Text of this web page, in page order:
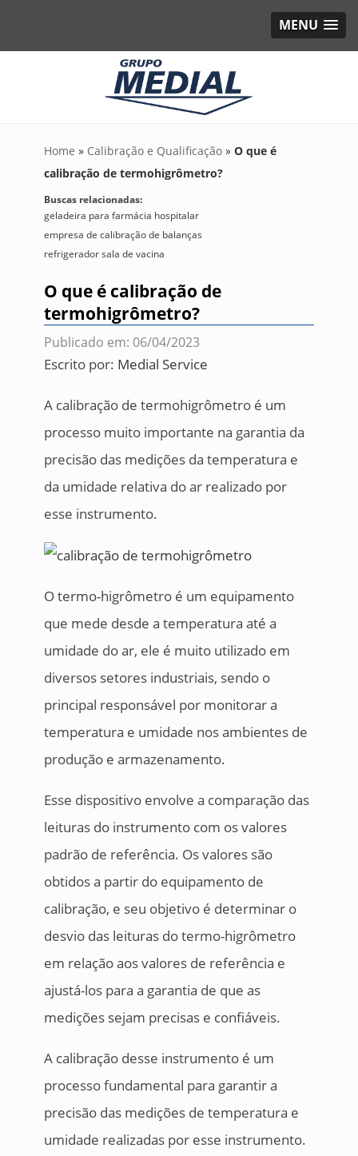
MENU
Home » Calibração e Qualificação » O que é
calibração de termohigrômetro?
Buscas relacionadas:
geladeira para farmácia hospitalar
empresa de calibração de balanças
refrigerador sala de vacina
O que é calibração de
termohigrômetro?
Publicado em: 06/04/2023
Escrito por: Medial Service
A calibração de termohigrômetro é um
processo muito importante na garantia da
precisão das medições da temperatura e
da umidade relativa do ar realizado por
esse instrumento.
O termo-higrômetro é um equipamento
que mede desde a temperatura até a
umidade do ar, ele é muito utilizado em
diversos setores industriais, sendo o
principal responsável por monitorar a
temperatura e umidade nos ambientes de
produção e armazenamento.
Esse dispositivo envolve a comparação das
leituras do instrumento com os valores
padrão de referência. Os valores são
obtidos a partir do equipamento de
calibração, e seu objetivo é determinar o
desvio das leituras do termo-higrômetro
em relação aos valores de referência e
ajustá-los para a garantia de que as
medições sejam precisas e confiáveis.
A calibração desse instrumento é um
processo fundamental para garantir a
precisão das medições de temperatura e
umidade realizadas por esse instrumento.